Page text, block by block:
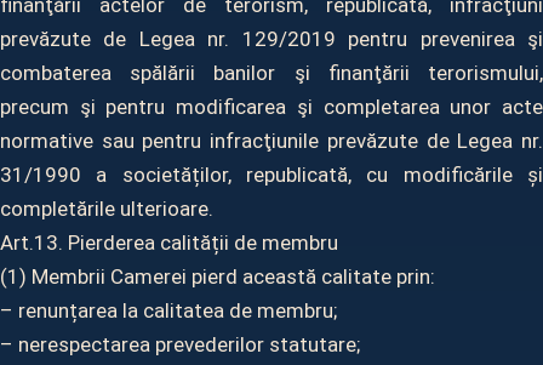
finanţării actelor de terorism, republicată, infracţiuni
prevăzute de Legea nr. 129/2019 pentru prevenirea şi
combaterea spălării banilor şi finanţării terorismului,
precum şi pentru modificarea şi completarea unor acte
normative sau pentru infracţiunile prevăzute de Legea nr.
31/1990 a societăților, republicată, cu modificările și
completările ulterioare.
Art.13. Pierderea calității de membru
(1) Membrii Camerei pierd această calitate prin:
– renunțarea la calitatea de membru;
– nerespectarea prevederilor statutare;